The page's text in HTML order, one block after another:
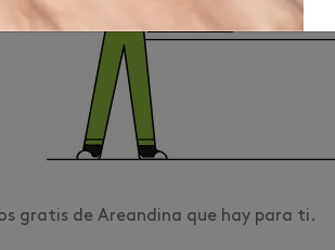
gratis de Areandina que hay para ti.